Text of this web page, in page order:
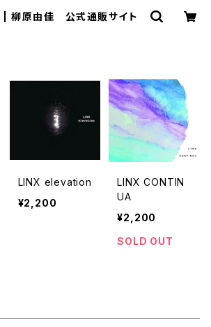
柳原由佳 公式通販サイト
LINX elevation
¥2,200
LINX CONTIN
UA
¥2,200
SOLD OUT